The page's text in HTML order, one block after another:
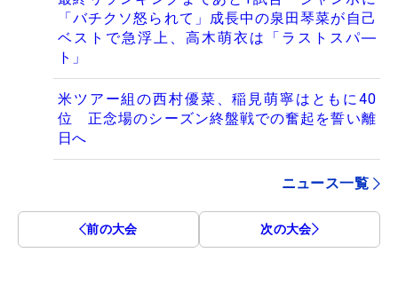
「バチクソ怒られて」成長中の泉田琴菜が自己
ベストで急浮上、高木萌衣は「ラストスパ―
ト」
米ツアー組の西村優菜、稲見萌寧はともに40
位 正念場のシーズン終盤戦での奮起を誓い離
日へ
ニュース一覧
前の大会 次の大会